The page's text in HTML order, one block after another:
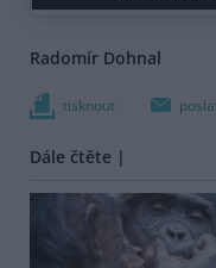
Radomír Dohnal
tisknout
Dále čtěte |